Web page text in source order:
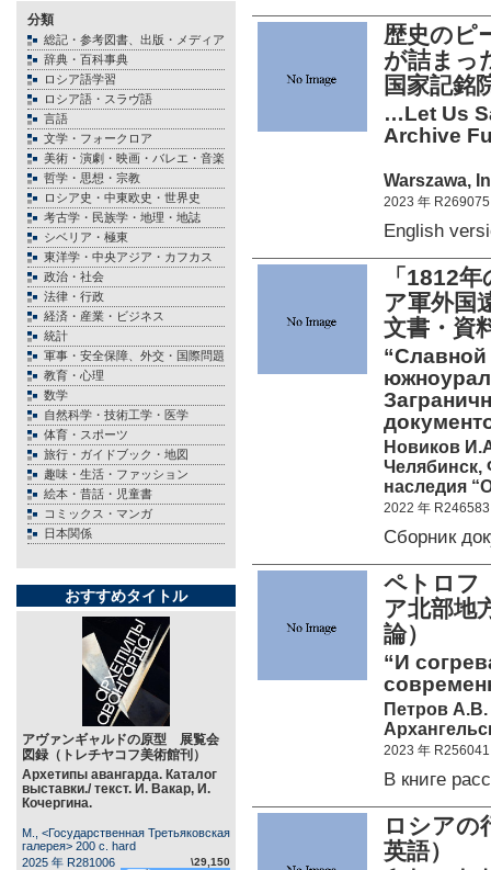
分類
総記・参考図書、出版・メディア
辞典・百科事典
ロシア語学習
ロシア語・スラヴ語
言語
文学・フォークロア
美術・演劇・映画・バレエ・音楽
哲学・思想・宗教
ロシア史・中東欧史・世界史
考古学・民族学・地理・地誌
シベリア・極東
東洋学・中央アジア・カフカス
政治・社会
法律・行政
経済・産業・ビジネス
統計
軍事・安全保障、外交・国際問題
教育・心理
数学
自然科学・技術工学・医学
体育・スポーツ
旅行・ガイドブック・地図
趣味・生活・ファッション
絵本・昔話・児童書
コミックス・マンガ
日本関係
おすすめタイトル
アヴァンギャルドの原型 展覧会
図録（トレチヤコフ美術館刊）
Архетипы авангарда. Каталог
выставки./ текст. И. Вакар, И.
Кочергина.
М., <Государственная Третьяковская
галерея> 200 c. hard
2025 年 R281006
\29,150
歴史のピ
が詰まっ
国家記銘
…Let Us
Archive
Warszawa,
2023 年 R269075
English
「1812
ア軍外
文書・資
Новиков
Челябинск,
наследия
2022 年 R246583
Сборник
ペトロフ
ア北部地
論）
“И
Петров А.В.
2023 年 R256041
В книге
ロシアの
英語）